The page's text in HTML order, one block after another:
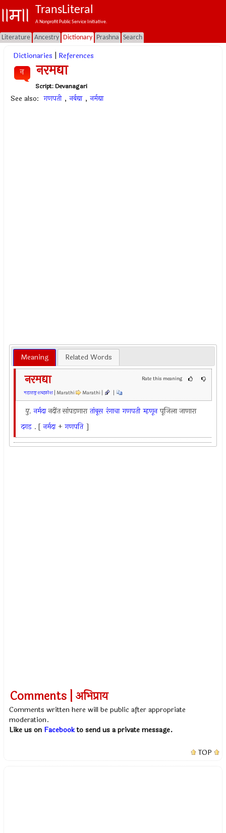
TransLiteral
A Nonprofit Public Service Initiative.
Literature Ancestry Dictionary Prashna Search
Dictionaries References
न नरमद्या
Script:Devanagari
See also: गणपती , नर्बद्या , नर्मद्या
Meaning Related Words
Rate this meaning
नरमद्या
महाराष्ट्र शब्दकोश | Marathi Marathi | |
पु. नर्मदानदींत सांपडणारातांबूस रंगाचा गणपती म्हणूनपूजिला जाणारा
दगड . [नर्मदा +गणपति ]
Comments | अभिप्राय
Comments written here will be public after appropriate
moderation.
Like us on Facebookto send us a private message.
TOP